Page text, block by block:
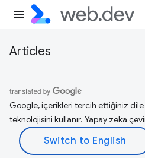
Articles
Google, içerikleri tercih ettiğiniz
teknolojisini kullanır. Yapay zeka